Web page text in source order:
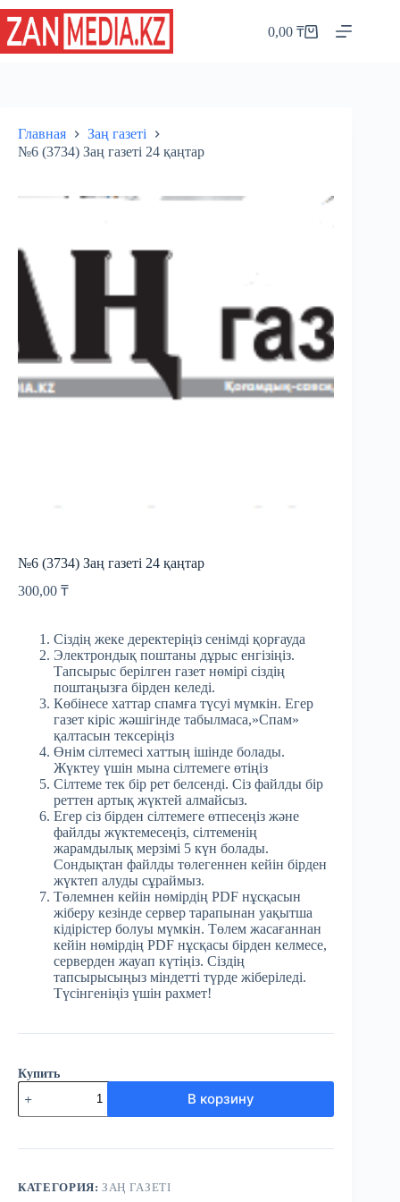
Перейти
сути
Корзина
0,00₸
Главная
Заң газеті
№6 (3734) Заң газеті 24 қаңтар
№6 (3734) Заң газеті 24 қаңтар
300,00 ₸
Сіздің жеке деректеріңіз сенімді қорғауда
Электрондық поштаны дұрыс енгізіңіз.
Тапсырыс берілген газет нөмірі сіздің
поштаңызға бірден келеді.
Көбінесе хаттар спамға түсуі мүмкін. Егер
газет кіріс жәшігінде табылмаса,»Спам»
қалтасын тексеріңіз
Өнім сілтемесі хаттың ішінде болады.
Жүктеу үшін мына сілтемеге өтіңіз
Сілтеме тек бір рет белсенді. Сіз файлды бір
реттен артық жүктей алмайсыз.
Егер сіз бірден сілтемеге өтпесеңіз және
файлды жүктемесеңіз, сілтеменің
жарамдылық мерзімі 5 күн болады.
Сондықтан файлды төлегеннен кейін бірден
жүктеп алуды сұраймыз.
Төлемнен кейін нөмірдің PDF нұсқасын
жіберу кезінде сервер тарапынан уақытша
кідірістер болуы мүмкін. Төлем жасағаннан
кейін нөмірдің PDF нұсқасы бірден келмесе,
серверден жауап күтіңіз. Сіздің
тапсырысыңыз міндетті түрде жіберіледі.
Түсінгеніңіз үшін рахмет!
Купить
Количество
товара
№6
Заң
қаңтар
В корзину
КАТЕГОРИЯ:ЗАҢ ГАЗЕТІ